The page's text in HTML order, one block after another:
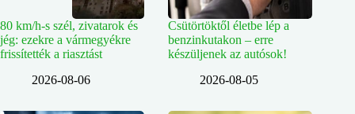
80 km/h-s szél, zivatarok és
jég: ezekre a vármegyékre
frissítették a riasztást
2026-08-06
Csütörtöktől életbe lép a
benzinkutakon – erre
készüljenek az autósok!
2026-08-05